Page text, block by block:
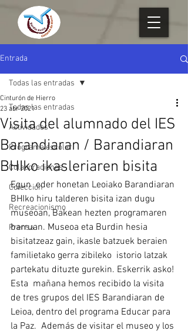
Entrada
Todas las entradas
Actividades
Programa escolar
Colaboraciones
Colección
Recreacionismo
Prensa
Todas las entradas
Visita del alumnado del IES
Barandiaran / Barandiaran
BHIko ikasleriaren bisita
Cinturón de Hierro
23 abr 2021
Egun  eder honetan Leoiako Barandiaran
BHIko hiru talderen bisita izan dugu
museoan, Bakean hezten programaren
barruan. Museoa eta Burdin hesia
bisitatzeaz gain, ikasle batzuek beraien
familietako gerra zibileko  istorio latzak
partekatu dituzte gurekin. Eskerrik asko!
Esta  mañana hemos recibido la visita
de tres grupos del IES Barandiaran de
Leioa, dentro del programa Educar para
la Paz.  Además de visitar el museo y los